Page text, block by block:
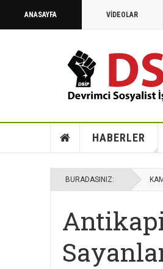
ANASAYFA VİDEOLAR
HABERLER
BURADASINIZ: